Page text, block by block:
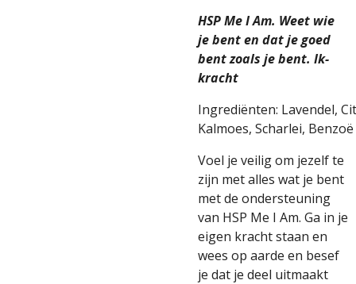
HSP Me I Am. Weet wie
je bent en dat je goed
bent zoals je bent. Ik-
kracht
Ingrediënten: Lavendel,
Kalmoes, Scharlei, Benzoë
Voel je veilig om jezelf te
zijn met alles wat je bent
met de ondersteuning
van HSP Me I Am. Ga in je
eigen kracht staan en
wees op aarde en besef
je dat je deel uitmaakt